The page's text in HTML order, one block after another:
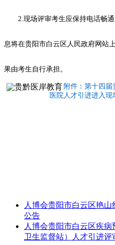
2.现场评审考生应保持电话畅
息将在贵阳市白云区人民政府网站
果由考生自行承担。
附件：第十四
医院人才引进进入
人博会贵阳市白云区艳
公告
人博会贵阳市白云区疾
卫生监督站）人才引进评